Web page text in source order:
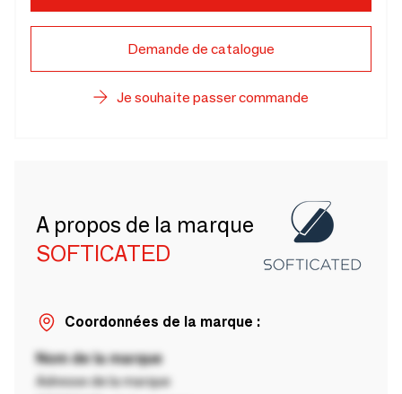
Demande de catalogue
Je souhaite passer commande
A propos de la marque
SOFTICATED
Coordonnées de la marque :
Nom de la marque
Adresse de la marque